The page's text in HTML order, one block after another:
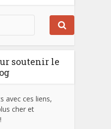
soutenir le
avec ces liens,
cher et